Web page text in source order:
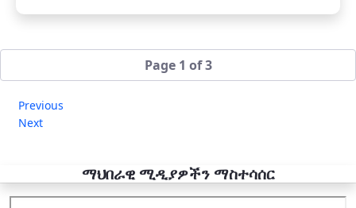
Page 1 of 3
Previous
Next
ማህበራዊ ሚዲያዎችን ማስተሳሰር